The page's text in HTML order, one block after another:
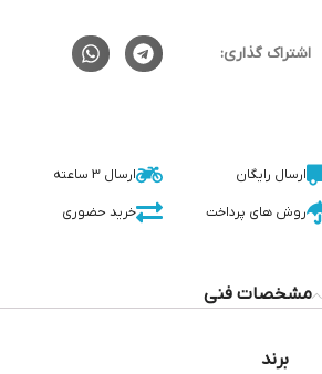
اشتراک گذاری:
ارسال رایگان ارسال 3 ساعته
روش های پرداخت خرید حضوری
مشخصات فنی
برند